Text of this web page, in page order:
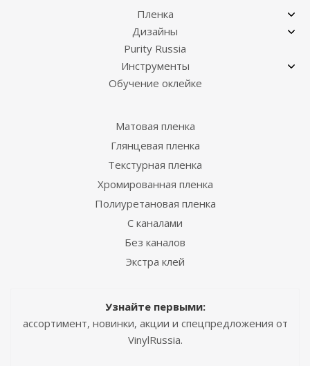
Пленка
Дизайны
Purity Russia
Инструменты
Обучение оклейке
Матовая пленка
Глянцевая пленка
Текстурная пленка
Хромированная пленка
Полиуретановая пленка
С каналами
Без каналов
Экстра клей
Узнайте первыми:
ассортимент, новинки, акции и спецпредложения от
VinylRussia.